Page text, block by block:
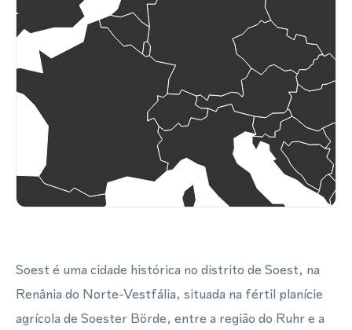
Soest é uma cidade histórica no distrito de Soest, na
Renânia do Norte-Vestfália, situada na fértil planície
agrícola de Soester Börde, entre a região do Ruhr e a